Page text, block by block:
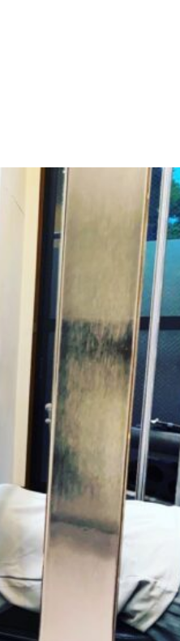
NEWS
FACILITY
VOICE
RECRUIT